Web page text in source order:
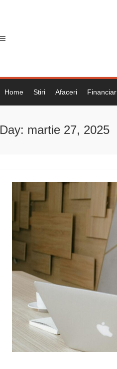
Home Stiri Afaceri Financiar
Day: martie 27, 2025